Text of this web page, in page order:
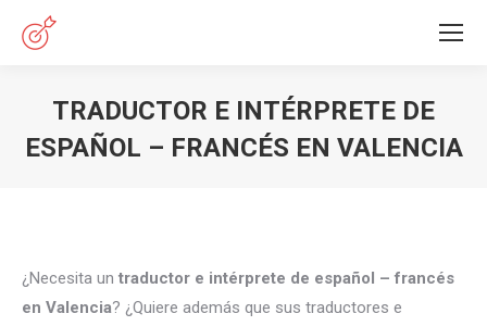
TRADUCTOR E INTÉRPRETE DE
ESPAÑOL – FRANCÉS EN VALENCIA
¿Necesita un traductor e intérprete de español – francés
en Valencia? ¿Quiere además que sus traductores e